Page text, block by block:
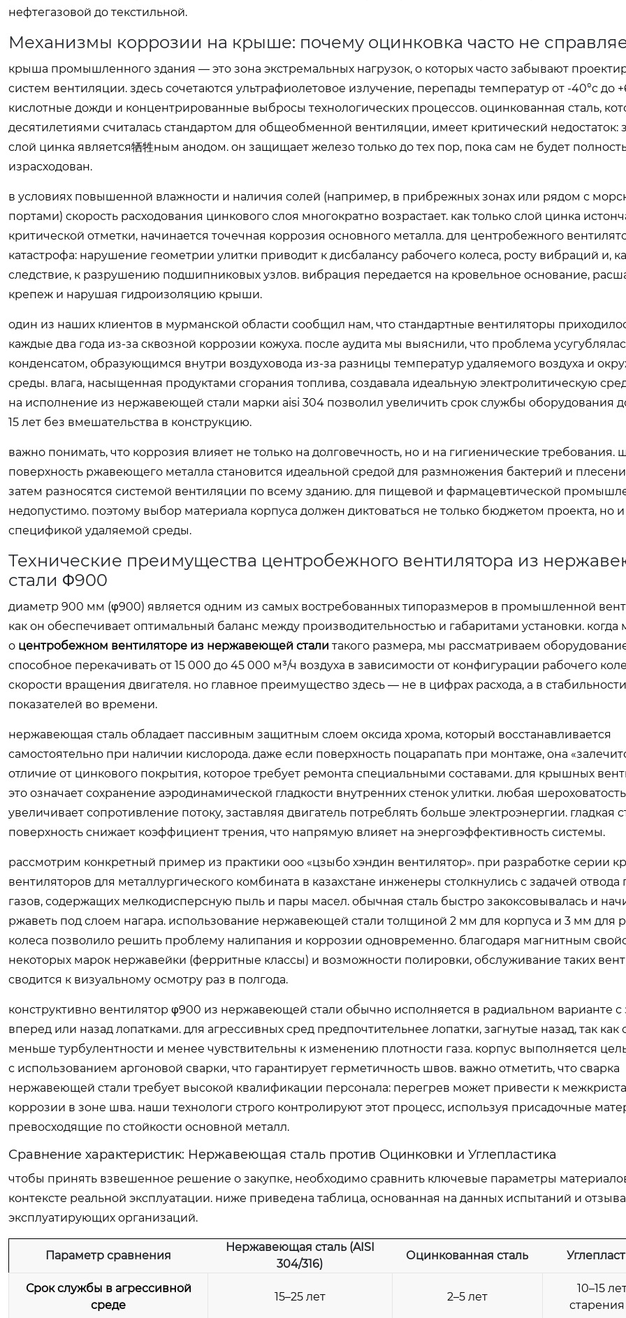
нефтегазовой до текстильной.
Механизмы коррозии на крыше: почему оцинковка часто не
крыша промышленного здания — это зона экстремальных нагрузок, о которых часто забывают
систем вентиляции. здесь сочетаются ультрафиолетовое излучение, перепады температур от -40°c до
кислотные дожди и концентрированные выбросы технологических процессов. оцинкованная сталь,
десятилетиями считалась стандартом для общеобменной вентиляции, имеет критический недостаток:
слой цинка является牺牲ным анодом. он защищает железо только до тех пор, пока сам не будет
израсходован.
в условиях повышенной влажности и наличия солей (например, в прибрежных зонах или рядом с
портами) скорость расходования цинкового слоя многократно возрастает. как только слой цинка
критической отметки, начинается точечная коррозия основного металла. для центробежного
катастрофа: нарушение геометрии улитки приводит к дисбалансу рабочего колеса, росту вибраций и,
следствие, к разрушению подшипниковых узлов. вибрация передается на кровельное основание,
крепеж и нарушая гидроизоляцию крыши.
один из наших клиентов в мурманской области сообщил нам, что стандартные вентиляторы
каждые два года из-за сквозной коррозии кожуха. после аудита мы выяснили, что проблема
конденсатом, образующимся внутри воздуховода из-за разницы температур удаляемого воздуха и
среды. влага, насыщенная продуктами сгорания топлива, создавала идеальную электролитическую
на исполнение из нержавеющей стали марки aisi 304 позволил увеличить срок службы оборудования
15 лет без вмешательства в конструкцию.
важно понимать, что коррозия влияет не только на долговечность, но и на гигиенические требования.
поверхность ржавеющего металла становится идеальной средой для размножения бактерий и
затем разносятся системой вентиляции по всему зданию. для пищевой и фармацевтической
недопустимо. поэтому выбор материала корпуса должен диктоваться не только бюджетом проекта, но и
спецификой удаляемой среды.
Технические преимущества центробежного вентилятора из
стали Φ900
диаметр 900 мм (φ900) является одним из самых востребованных типоразмеров в промышленной
как он обеспечивает оптимальный баланс между производительностью и габаритами установки.
о центробежном вентиляторе из нержавеющей стали такого размера, мы рассматриваем
способное перекачивать от 15 000 до 45 000 м³/ч воздуха в зависимости от конфигурации рабочего
скорости вращения двигателя. но главное преимущество здесь — не в цифрах расхода, а в
показателей во времени.
нержавеющая сталь обладает пассивным защитным слоем оксида хрома, который восстанавливается
самостоятельно при наличии кислорода. даже если поверхность поцарапать при монтаже, она
отличие от цинкового покрытия, которое требует ремонта специальными составами. для крышных
это означает сохранение аэродинамической гладкости внутренних стенок улитки. любая шероховатость
увеличивает сопротивление потоку, заставляя двигатель потреблять больше электроэнергии. гладкая
поверхность снижает коэффициент трения, что напрямую влияет на энергоэффективность системы.
рассмотрим конкретный пример из практики ооо «цзыбо хэндин вентилятор». при разработке серии
вентиляторов для металлургического комбината в казахстане инженеры столкнулись с задачей отвода
газов, содержащих мелкодисперсную пыль и пары масел. обычная сталь быстро закоксовывалась и
ржаветь под слоем нагара. использование нержавеющей стали толщиной 2 мм для корпуса и 3 мм для
колеса позволило решить проблему налипания и коррозии одновременно. благодаря магнитным
некоторых марок нержавейки (ферритные классы) и возможности полировки, обслуживание таких
сводится к визуальному осмотру раз в полгода.
конструктивно вентилятор φ900 из нержавеющей стали обычно исполняется в радиальном варианте с
вперед или назад лопатками. для агрессивных сред предпочтительнее лопатки, загнутые назад, так как
меньше турбулентности и менее чувствительны к изменению плотности газа. корпус выполняется
с использованием аргоновой сварки, что гарантирует герметичность швов. важно отметить, что сварка
нержавеющей стали требует высокой квалификации персонала: перегрев может привести к
коррозии в зоне шва. наши технологи строго контролируют этот процесс, используя присадочные
превосходящие по стойкости основной металл.
Сравнение характеристик: Нержавеющая сталь против Оцинковки и Углепластика
чтобы принять взвешенное решение о закупке, необходимо сравнить ключевые параметры
контексте реальной эксплуатации. ниже приведена таблица, основанная на данных испытаний и
эксплуатирующих организаций.
Параметр сравнения
Нержавеющая сталь (AISI
304/316)
Оцинкованная сталь
Срок службы в агрессивной
среде
15–25 лет 2–5 лет
10–15